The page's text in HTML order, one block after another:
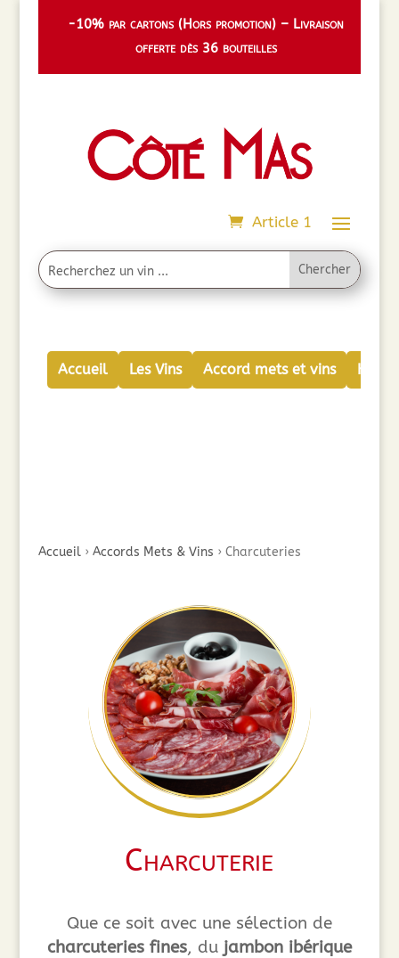
-10% par cartons (Hors promotion) – Livraison
offerte dès 36 bouteilles
Article 1
Accueil Les Vins Accord mets et vins
Accueil› Accords Mets & Vins › Charcuteries
Charcuterie
Que ce soit avec une sélection de
charcuteries fines, du jambon ibérique